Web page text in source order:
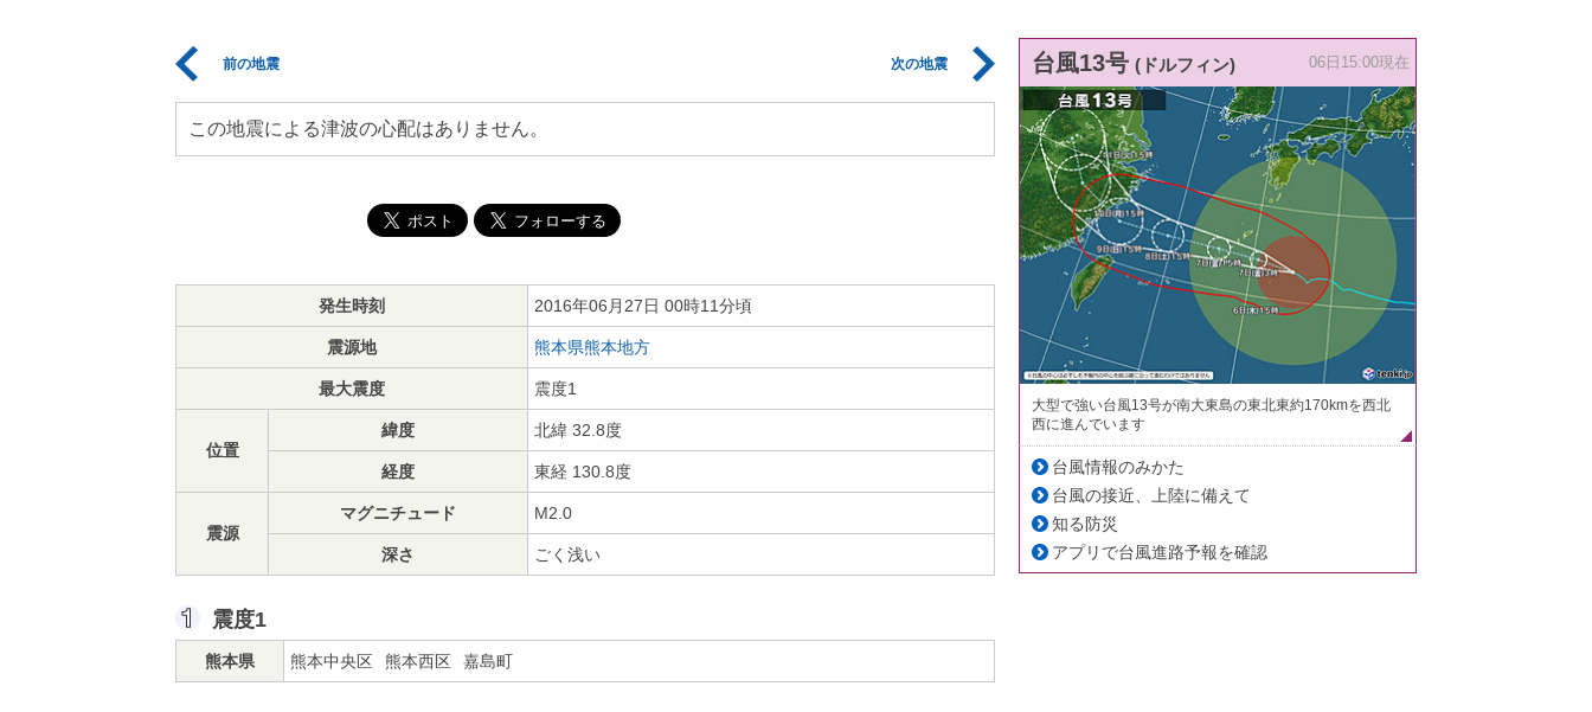
前の地震 次の地震
この地震による津波の心配はありません。
発生時刻 2016年06月27日 00時11分頃
震源地 熊本県熊本地方
最大震度 震度1
位置
緯度 北緯 32.8度
経度 東経 130.8度
震源
マグニチュード M2.0
深さ ごく浅い
震度1
熊本県 熊本中央区 熊本西区 嘉島町
台風13号 (ドルフィン) 06日15:00現在
大型で強い台風13号が南大東島の東北東約170kmを西北
西に進んでいます
台風情報のみかた
台風の接近、上陸に備えて
知る防災
アプリで台風進路予報を確認